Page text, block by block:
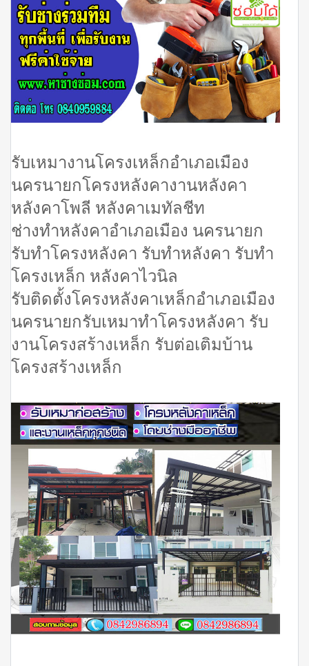
รับเหมางานโครงเหล็กอำเภอเมือง
นครนายกโครงหลังคางานหลังคา
หลังคาโพลี หลังคาเมทัลชีท
ช่างทำหลังคาอำเภอเมือง นครนายก
รับทำโครงหลังคา รับทำหลังคา รับทำ
โครงเหล็ก หลังคาไวนิล
รับติดตั้งโครงหลังคาเหล็กอำเภอเมือง
นครนายกรับเหมาทำโครงหลังคา รับ
งานโครงสร้างเหล็ก รับต่อเติมบ้าน
โครงสร้างเหล็ก